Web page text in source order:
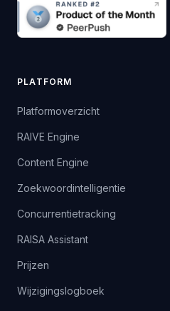
PLATFORM
Platformoverzicht
RAIVE Engine
Content Engine
Zoekwoordintelligentie
Concurrentietracking
RAISA Assistant
Prijzen
Wijzigingslogboek